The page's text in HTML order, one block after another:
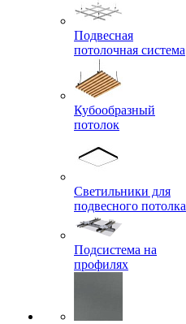
Подвесная
потолочная система
Кубообразный
потолок
Светильники для
подвесного потолка
Подсистема на
профилях